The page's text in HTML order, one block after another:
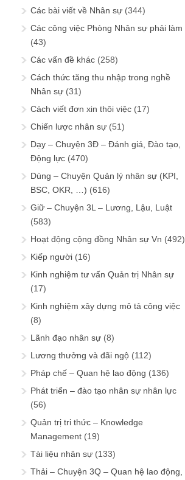
Các bài viết về Nhân sự (344)
Các công việc Phòng Nhân sự phải làm
(43)
Các vấn đề khác (258)
Cách thức tăng thu nhập trong nghề
Nhân sự (31)
Cách viết đơn xin thôi việc (17)
Chiến lược nhân sự (51)
Dạy – Chuyện 3Đ – Đánh giá, Đào tạo,
Động lực (470)
Dùng – Chuyện Quản lý nhân sự (KPI,
BSC, OKR, …) (616)
Giữ – Chuyện 3L – Lương, Lậu, Luật
(583)
Hoạt động cộng đồng Nhân sự Vn (492)
Kiếp người (16)
Kinh nghiệm tư vấn Quản trị Nhân sự
(17)
Kinh nghiệm xây dựng mô tả công việc
(8)
Lãnh đạo nhân sự (8)
Lương thưởng và đãi ngộ (112)
Pháp chế – Quan hệ lao động (136)
Phát triển – đào tạo nhân sự nhân lực
(56)
Quản trị tri thức – Knowledge
Management (19)
Tài liệu nhân sự (133)
Thải – Chuyện 3Q – Quan hệ lao động,